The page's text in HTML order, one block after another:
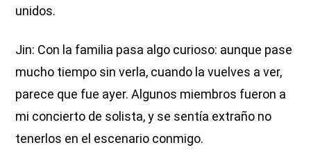
unidos.
Jin: Con la familia pasa algo curioso: aunque pase
mucho tiempo sin verla, cuando la vuelves a ver,
parece que fue ayer. Algunos miembros fueron a
mi concierto de solista, y se sentía extraño no
tenerlos en el escenario conmigo.